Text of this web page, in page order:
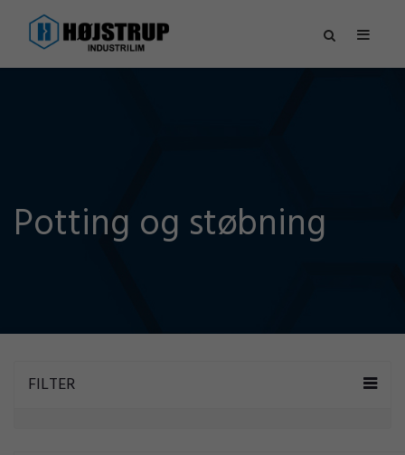
Potting og støbning
FILTER